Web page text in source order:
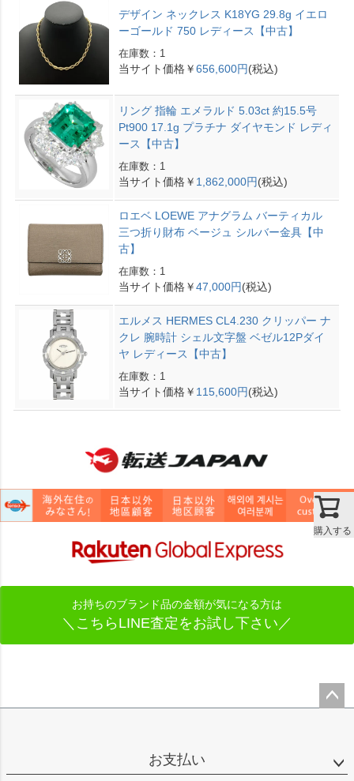
購入する
デザイン ネックレス K18YG 29.8g イエロ
ーゴールド 750 レディース【中古】
在庫数：1
当サイト価格￥656,600円(税込)
リング 指輪 エメラルド 5.03ct 約15.5号
Pt900 17.1g プラチナ ダイヤモンド レディ
ース【中古】
在庫数：1
当サイト価格￥ 1,862,000円(税込)
ロエベ LOEWE アナグラム バーティカル
三つ折り財布 ベージュ シルバー金具【中
古】
在庫数：1
当サイト価格￥47,000円(税込)
エルメス HERMES CL4.230 クリッパー ナ
クレ 腕時計 シェル文字盤 ベゼル12Pダイ
ヤ レディース【中古】
在庫数：1
当サイト価格￥ 115,600円(税込)
お持ちのブランド品の金額が気になる方は
＼こちらLINE査定をお試し下さい／
お支払い